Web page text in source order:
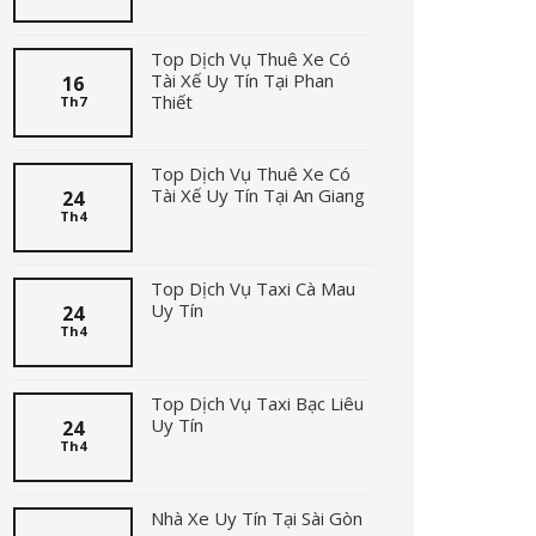
16
Th7
Top Dịch Vụ Thuê Xe Có
Tài Xế Uy Tín Tại Phan
Thiết
24
Th4
Top Dịch Vụ Thuê Xe Có
Tài Xế Uy Tín Tại An Giang
24
Th4
Top Dịch Vụ Taxi Cà Mau
Uy Tín
24
Th4
Top Dịch Vụ Taxi Bạc Liêu
Uy Tín
Nhà Xe Uy Tín Tại Sài Gòn